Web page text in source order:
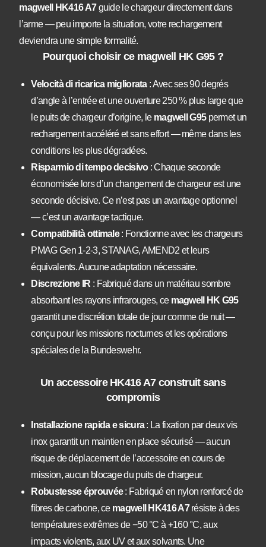
magwell HK416 A7guide le chargeur directement dans
l’arme — peu importe la situation, votre rechargement
deviendra une simple formalité.
Pourquoi choisir ce magwell HK G95 ?
Velocità di ricarica migliorata: Avec ses 90 degrés
d’angle à l’entrée et une ouverture 250 % plus large que
le puits de chargeur d’origine, le magwell G95permet un
rechargement accéléré et sans effort — même dans les
conditions les plus dégradées.
Risparmio di tempo decisivo: Chaque seconde
économisée lors d’un changement de chargeur est une
seconde décisive. Ce n’est pas un avantage optionnel
— c’est un avantage tactique.
Compatibilità ottimale: Fonctionne avec les chargeurs
PMAG Gen 1-2-3, STANAG, AMEND2 et leurs
équivalents. Aucune adaptation nécessaire.
Discrezione IR : Fabriqué dans un matériau sombre
absorbant les rayons infrarouges, ce magwell HK G95
garantit une discrétion totale de jour comme de nuit —
conçu pour les missions nocturnes et les opérations
spéciales de la Bundeswehr.
Un accessoire HK416 A7 construit sans
compromis
Installazione rapida e sicura: La fixation par deux vis
inox garantit un maintien en place sécurisé — aucun
risque de déplacement de l’accessoire en cours de
mission, aucun blocage du puits de chargeur.
Robustesse éprouvée: Fabriqué en nylon renforcé de
fibres de carbone, ce magwell HK416 A7résiste à des
températures extrêmes de −50 °C à +160 °C, aux
impacts violents, aux UV et aux solvants. Une